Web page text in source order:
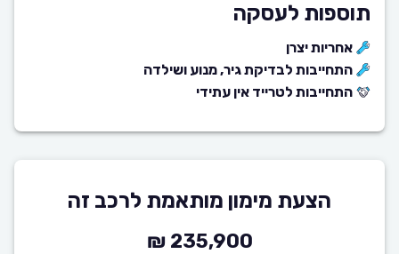
תוספות לעסקה
אחריות יצרן
התחייבות לבדיקת גיר, מנוע ושילדה
התחייבות לטרייד אין עתידי
הצעת מימון מותאמת לרכב זה
235,900 ₪